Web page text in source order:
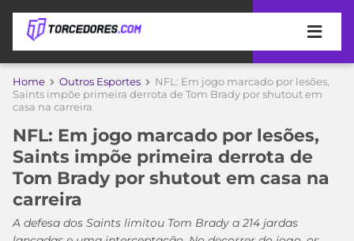
APOSTAS
DICAS
DE
APOSTA
MELHORES
SITES
DE
ÚLTIMAS
COPA
DO
MUNDO
TIMES
Home Outros Esportes
NFL: Em jogo marcado por lesões,
Saints impõe primeira derrota de Tom Brady por shutout em
casa na carreira
NFL: Em jogo marcado por lesões,
Saints impõe primeira derrota de
Tom Brady por shutout em casa na
carreira
A defesa dos Saints limitou Tom Brady a 214 jardas
Acesse o perfil do autor
no Twitter